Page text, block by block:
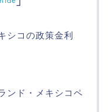
シコの政策金利
ンド・メキシコペ